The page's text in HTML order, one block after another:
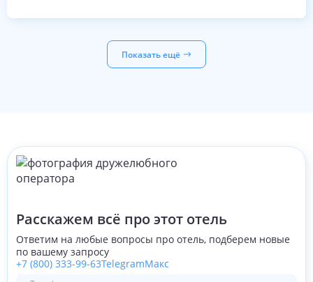
Показать ещё
Расскажем всё про этот отель
Ответим на любые вопросы про отель, подберем новые
по вашему запросу
+7 (800) 333-99-63TelegramМакс